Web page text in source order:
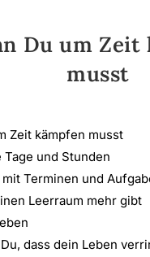
Du um Zeit
musst
Zeit kämpfen musst
Tage und Stunden
Terminen und
Leerraum mehr gibt
dass dein Leben